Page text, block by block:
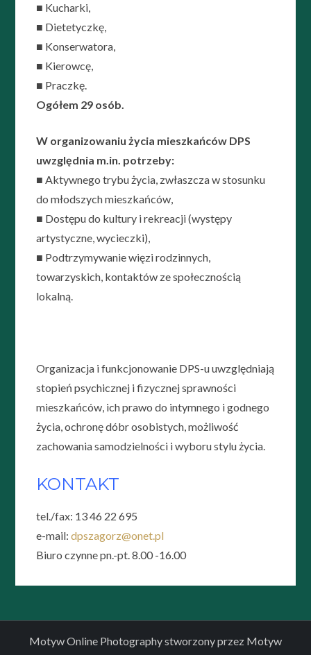
■ Kucharki,
■ Dietetyczkę,
■ Konserwatora,
■ Kierowcę,
■ Praczkę.
Ogółem 29 osób.
W organizowaniu życia mieszkańców DPS
uwzględnia m.in. potrzeby:
■ Aktywnego trybu życia, zwłaszcza w stosunku
do młodszych mieszkańców,
■ Dostępu do kultury i rekreacji (występy
artystyczne, wycieczki),
■ Podtrzymywanie więzi rodzinnych,
towarzyskich, kontaktów ze społecznością
lokalną.
Organizacja i funkcjonowanie DPS-u uwzględniają
stopień psychicznej i fizycznej sprawności
mieszkańców, ich prawo do intymnego i godnego
życia, ochronę dóbr osobistych, możliwość
zachowania samodzielności i wyboru stylu życia.
KONTAKT
tel./fax: 13 46 22 695
e-mail:dpszagorz@onet.pl
Biuro czynne pn.-pt. 8.00 -16.00
Motyw Online Photography stworzony przez Motyw